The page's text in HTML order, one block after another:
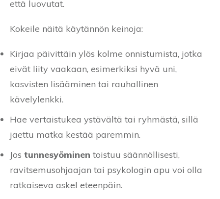
että luovutat.
Kokeile näitä käytännön keinoja:
Kirjaa päivittäin ylös kolme onnistumista, jotka
eivät liity vaakaan, esimerkiksi hyvä uni,
kasvisten lisääminen tai rauhallinen
kävelylenkki.
Hae vertaistukea ystävältä tai ryhmästä, sillä
jaettu matka kestää paremmin.
Jos tunnesyöminen toistuu säännöllisesti,
ravitsemusohjaajan tai psykologin apu voi olla
ratkaiseva askel eteenpäin.